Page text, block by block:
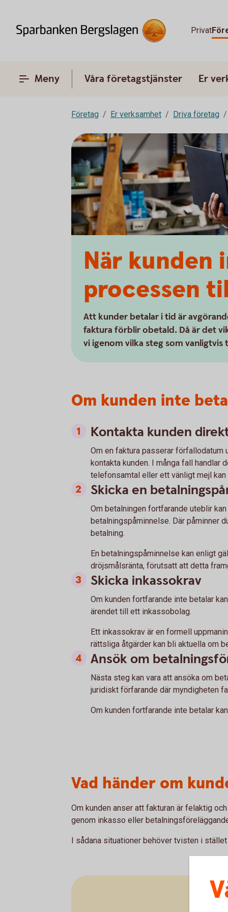
Privat
Meny Våra företagstjänster Er
Företag Er verksamhet Driva företag
När kunden
processen
Att kunder betalar i tid är
faktura förblir obetald. Då är det
vi igenom vilka steg som vanligtvis
Om kunden inte
Kontakta kunden
Om en faktura passerar
kontakta kunden. I många fall handlar
telefonsamtal eller ett vänligt mejl
Skicka en
Om betalningen fortfarande uteblir
betalningspåminnelse. Där påminner
betalning.
En betalningspåminnelse kan enligt
dröjsmålsränta, förutsatt att detta
Skicka inkassokrav
Om kunden fortfarande inte betalar
ärendet till ett inkassobolag.
Ett inkassokrav är en formell
rättsliga åtgärder kan bli aktuella om
Ansök om
Nästa steg kan vara att ansöka om
juridiskt förfarande där myndigheten
Om kunden fortfarande inte betalar
Vad händer om
Om kunden anser att fakturan är felaktig
genom inkasso eller
I sådana situationer behöver tvisten i